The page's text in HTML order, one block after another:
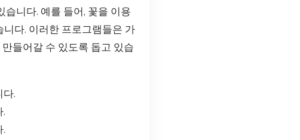
니다. 예를 들어, 꽃을 이용
다. 이러한 프로그램들은 가
들어갈 수 있도록 돕고 있습
.